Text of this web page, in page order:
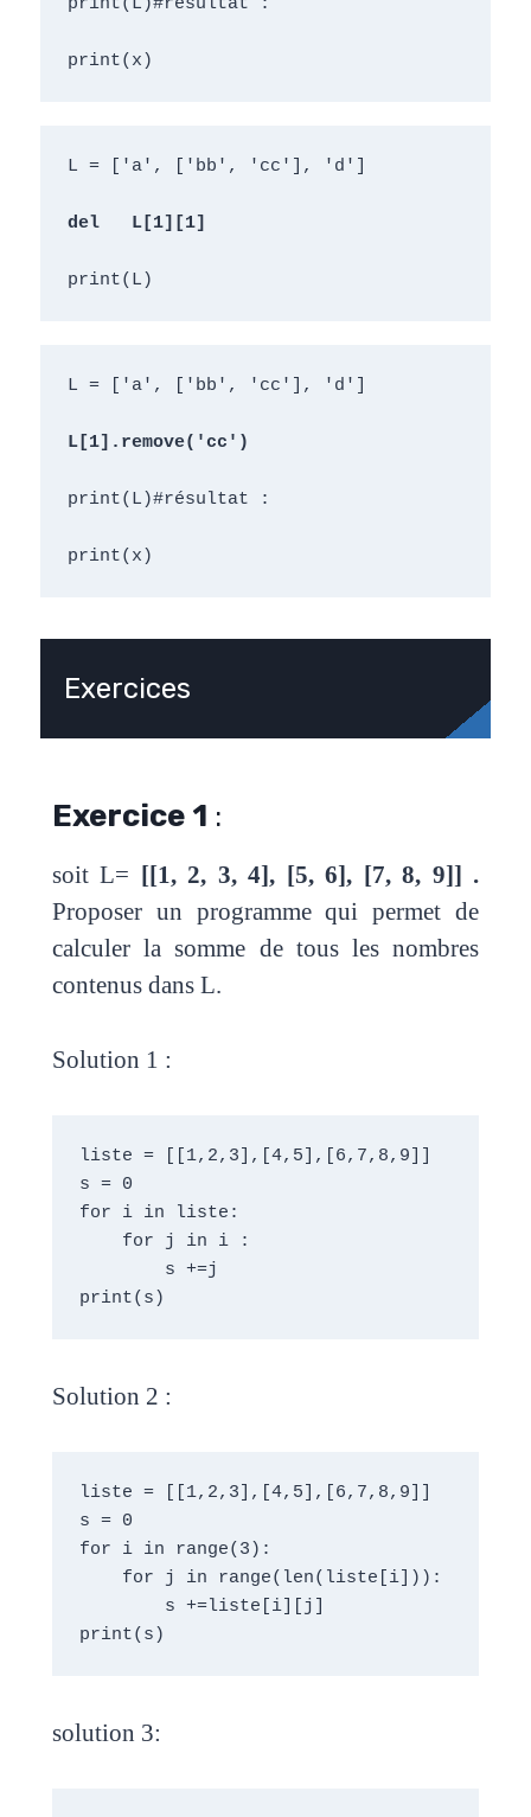
print(x)
L = ['a', ['bb', 'cc'], 'd']
del L[1][1]
print(L)
L = ['a', ['bb', 'cc'], 'd']
L[1]. remove('cc')
print(L)#résultat :
print(x)
Exercices
Exercice 1 :
soit L= [[1, 2, 3, 4], [5, 6], [7, 8, 9]] .
Proposer un programme qui permet de
calculer la somme de tous les nombres
contenus dans L.
Solution 1 :
liste = [[1,2,3],[4,5],[6,7,8,9]]
s = 0
for i in liste:
for j in i :
s +=j
print(s)
Solution 2 :
liste = [[1,2,3],[4,5],[6,7,8,9]]
s = 0
for i in range(3):
for j in range(len(liste[i])):
s +=liste[i][j]
print(s)
solution 3: